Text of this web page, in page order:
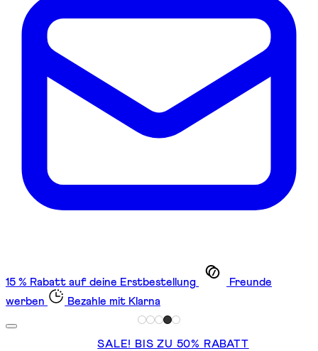
15 % Rabatt auf deine Erstbestellung
Freunde
werben
Bezahle mit Klarna
SALE! BIS ZU 50% RABATT